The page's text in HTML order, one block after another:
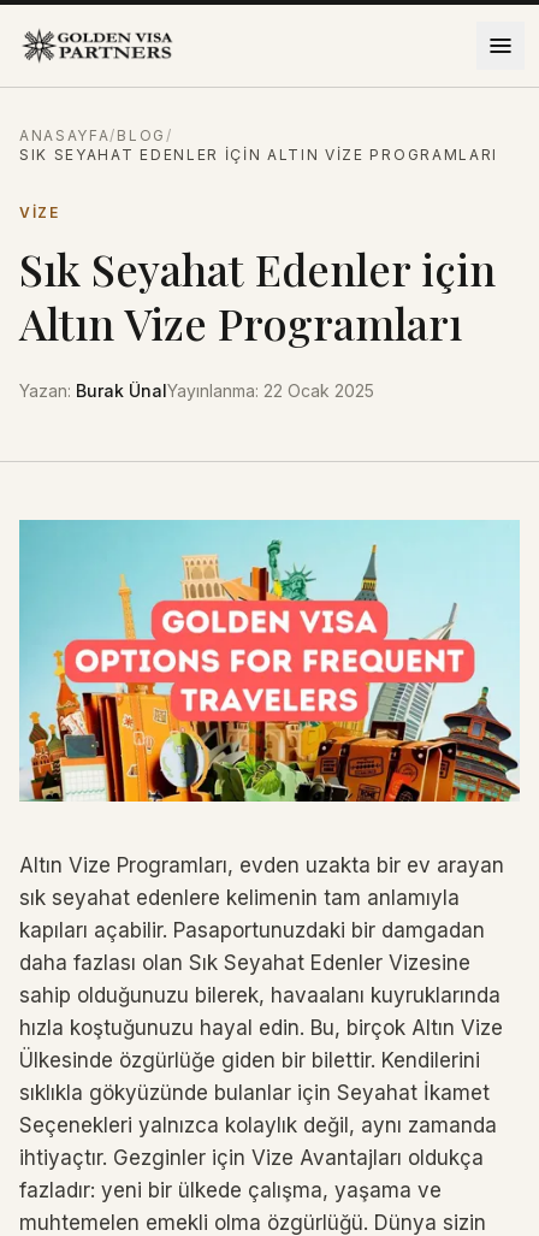
ANASAYFA/ BLOG /
SIK SEYAHAT EDENLER IÇIN ALTIN VIZE PROGRAMLARI
VIZE
Sık Seyahat Edenler için
Altın Vize Programları
Yazan: Burak ÜnalYayınlanma: 22 Ocak 2025
Altın Vize Programları, evden uzakta bir ev arayan
sık seyahat edenlere kelimenin tam anlamıyla
kapıları açabilir. Pasaportunuzdaki bir damgadan
daha fazlası olan Sık Seyahat Edenler Vizesine
sahip olduğunuzu bilerek, havaalanı kuyruklarında
hızla koştuğunuzu hayal edin. Bu, birçok Altın Vize
Ülkesinde özgürlüğe giden bir bilettir. Kendilerini
sıklıkla gökyüzünde bulanlar için Seyahat İkamet
Seçenekleri yalnızca kolaylık değil, aynı zamanda
ihtiyaçtır. Gezginler için Vize Avantajları oldukça
fazladır: yeni bir ülkede çalışma, yaşama ve
muhtemelen emekli olma özgürlüğü. Dünya sizin